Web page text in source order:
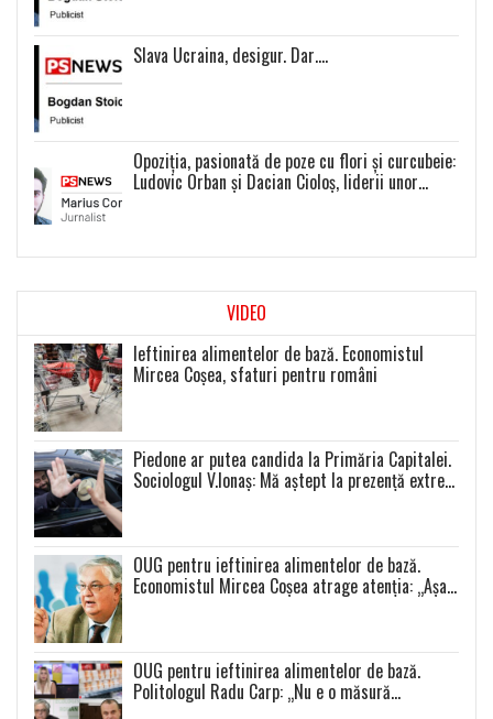
Slava Ucraina, desigur. Dar….
Opoziția, pasionată de poze cu flori și curcubeie:
Ludovic Orban și Dacian Cioloș, liderii unor
VIDEO
Ieftinirea alimentelor de bază. Economistul
Mircea Coșea, sfaturi pentru români
Piedone ar putea candida la Primăria Capitalei.
Sociologul V.Ionaș: Mă aștept la prezență extrem
OUG pentru ieftinirea alimentelor de bază.
Economistul Mircea Coșea atrage atenția: „Așa
OUG pentru ieftinirea alimentelor de bază.
Politologul Radu Carp: „Nu e o măsură